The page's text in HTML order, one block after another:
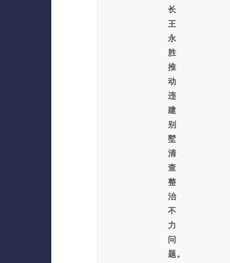
长
王
永
胜
推
动
违
建
别
墅
清
查
整
治
不
力
问
题。